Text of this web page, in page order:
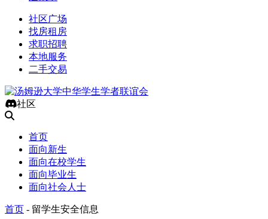
社区广场
找房租房
求职招聘
本地服务
二手交易
社区
首页
面向新生
面向在校学生
面向毕业生
面向社会人士
首页 - 留学生安全信息